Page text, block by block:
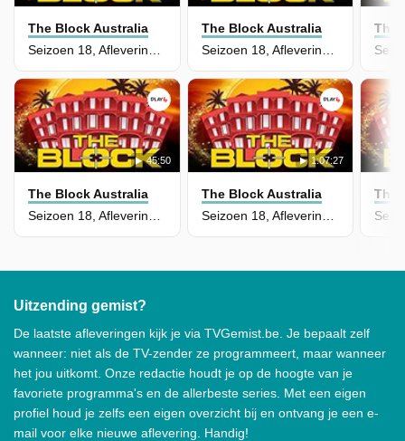
The Block Australia
Seizoen 18, Aflevering 47
The Block Australia
Seizoen 18, Aflevering 46
45:50
The Block Australia
1:07:27
The Block Australia
The
The
Uitzending gemist?
De laatste afleveringen kijk je via TVGemist.be. Je bepaalt zelf
wanneer: niet als de TV-zender ze programmeert, maar wanneer
het jou uitkomt. Onze redactie houdt je op de hoogte van je
favoriete programma's en de allerbeste series. Met een eigen
profiel houd je zelfs een eigen overzicht bij en ontvang je een e-
mail voor elke nieuwe aflevering. Handig!